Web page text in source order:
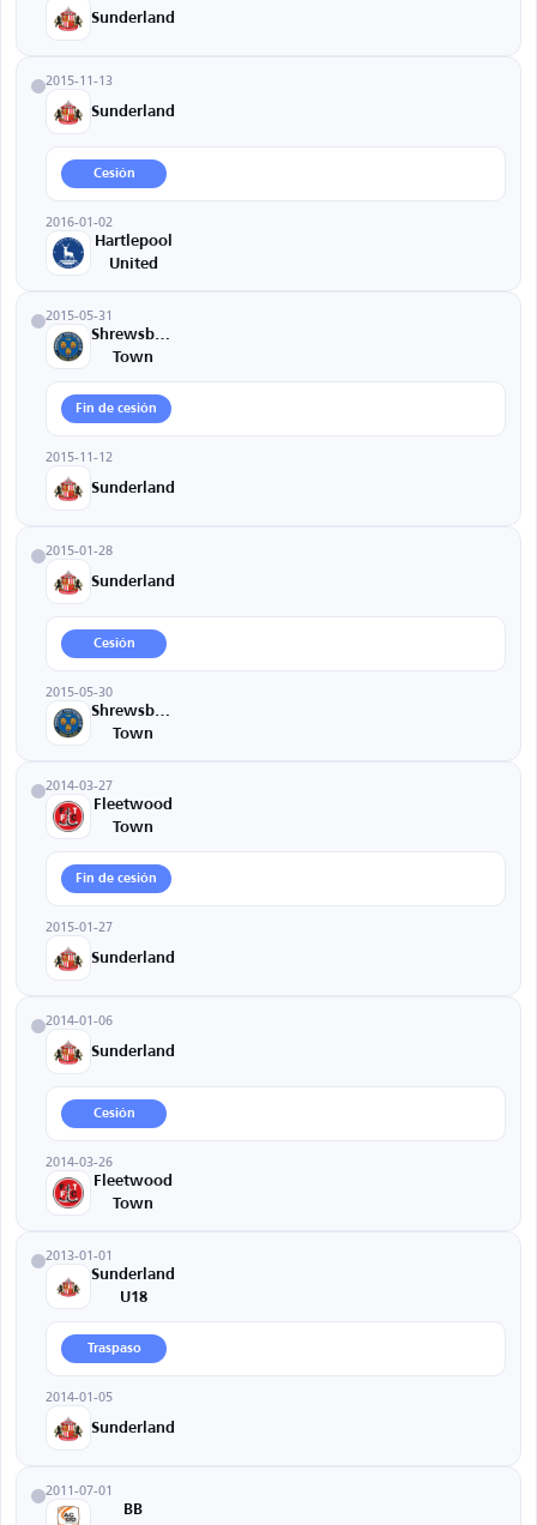
Sunderland
2015-11-13
Sunderland
Cesión
2016-01-02
Hartlepool
United
2015-05-31
Shrewsbury
Town
Fin de cesión
2015-11-12
Sunderland
2015-01-28
Sunderland
Cesión
2015-05-30
Shrewsbury
Town
2014-03-27
Fleetwood
Town
Fin de cesión
2015-01-27
Sunderland
2014-01-06
Sunderland
Cesión
2014-03-26
Fleetwood
Town
2013-01-01
Sunderland
U18
Traspaso
2014-01-05
Sunderland
2011-07-01
BB